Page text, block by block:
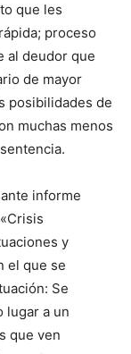
que les
proceso
al deudor que
de mayor
posibilidades de
muchas menos
informe
y
el que se
Se
lugar a un
que ven